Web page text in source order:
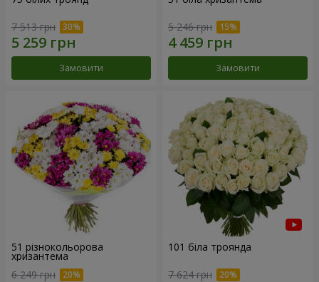
7 513 грн
Замовити
5 246 грн
Замовити
51 різнокольорова
хризантема
6 249 грн
101 біла троянда
7 624 грн